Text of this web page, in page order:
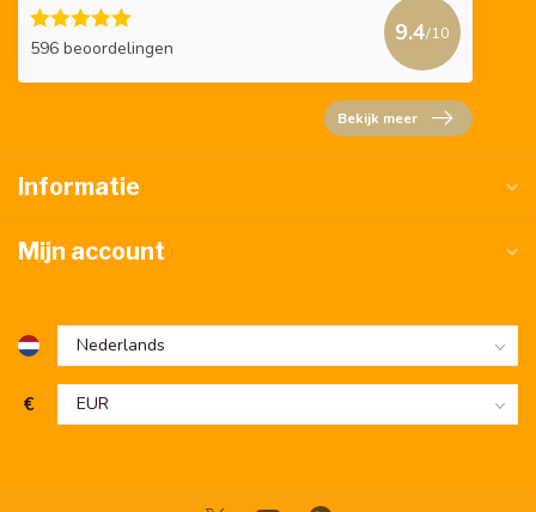
596 beoordelingen
9.4/10
Bekijk meer
Informatie
Mijn account
€